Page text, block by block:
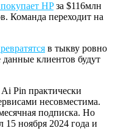
покупает HPза $116млн
Команда переходит на
в тыкву ровно
данные клиентов будут
Pin практически
несовместима.
подписка. Но
15 ноября 2024 года и